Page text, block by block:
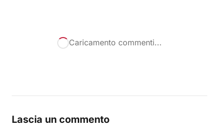
Caricamento commenti...
Lascia un commento